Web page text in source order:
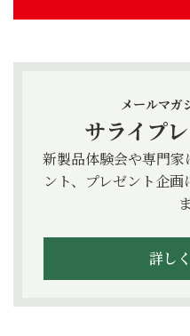
メールマガ
サライプ
新製品体験会や専門
ント、プレゼント企
詳し